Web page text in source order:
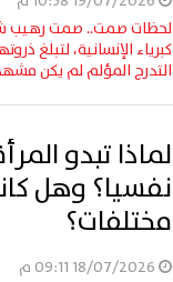
لحظات صمت.. صمت رهيب شق
كبرياء الإنسانية، لتبلغ
التدرج المؤلم لم يكن
لماذا تبدو
نفسيا؟ وهل
مختلفات؟